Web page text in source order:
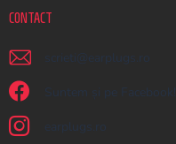
CONTACT
scrieti @ earplugs.ro
Suntem și pe Facebook!
earplugs.ro